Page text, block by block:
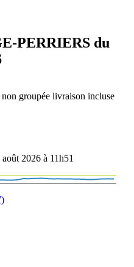
PERRIERS du
groupée livraison incluse
2026 à 11h51